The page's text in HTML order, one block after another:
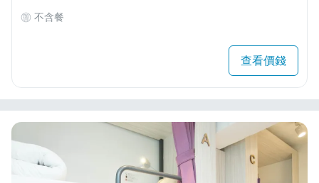
不含餐
查看價錢